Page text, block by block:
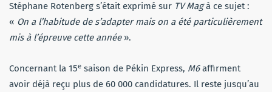
Stéphane Rotenberg s’était exprimé sur TV Magà ce sujet :
« On a l’habitude de s’adapter mais on a été particulièrement
mis à l’épreuve cette année ».
Concernant la 15e saison de Pékin Express, M6affirment
avoir déjà reçu plus de 60 000 candidatures. Il reste jusqu’au